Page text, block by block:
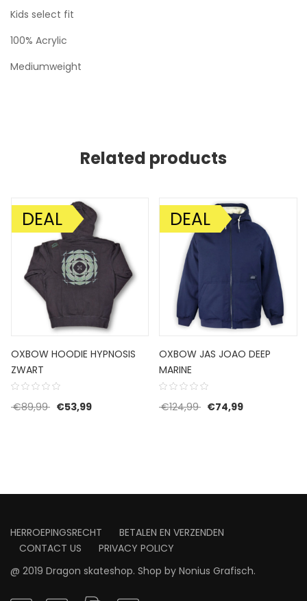
Kids select fit
100% Acrylic
Mediumweight
Related products
€64,99.
€38,99.
AANBIEDING!
DEAL
OXBOW HOODIE HYPNOSIS
ZWART
€89,99 Oorspronkelijke prijs was: €89,99.
€53,99Huidige prijs is: €53,99.
AANBIEDING!
DEAL
OXBOW JAS JOAO DEEP
MARINE
€124,99 Oorspronkelijke prijs
€74,99Huidige prijs
HERROEPINGSRECHT
BETALEN EN VERZENDEN
CONTACT US
PRIVACY POLICY
@ 2019 Dragon skateshop. Shop by Nonius Grafisch.